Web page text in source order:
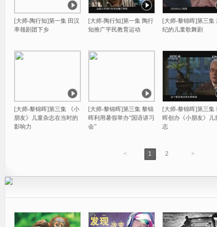
[大师-陶行知]第一集 田汉
率领剧团下乡
[大师-陶行知]第一集 陶行
知推广平民教育运动
[大师-黎锦晖]第三集
纪的儿童歌舞剧
[大师-黎锦晖]第三集 《小
朋友》儿童杂志在当时的
影响力
[大师-黎锦晖]第三集 黎锦
晖利用暑假举办“国语讲习
会”
[大师-黎锦晖]第三集
晖创办《小朋友》儿
志
< 1 2 >